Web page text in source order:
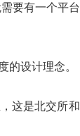
要有一个平
的设计理念。
这是北交所